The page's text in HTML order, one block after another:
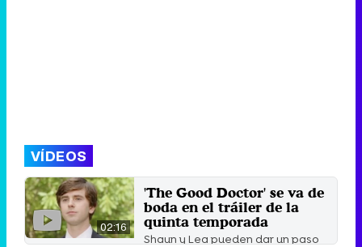
VÍDEOS
02:16
'The Good Doctor' se va de
boda en el tráiler de la
quinta temporada
Shaun y Lea pueden dar un paso